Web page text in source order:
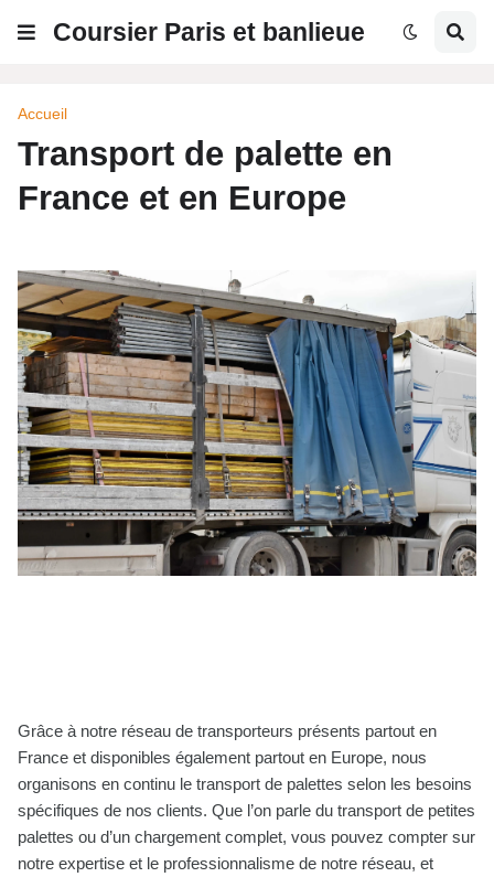
Coursier Paris et banlieue
Accueil
Transport de palette en
France et en Europe
Grâce à notre réseau de transporteurs présents partout en
France et disponibles également partout en Europe, nous
organisons en continu le transport de palettes selon les besoins
spécifiques de nos clients. Que l’on parle du transport de petites
palettes ou d’un chargement complet, vous pouvez compter sur
notre expertise et le professionnalisme de notre réseau, et